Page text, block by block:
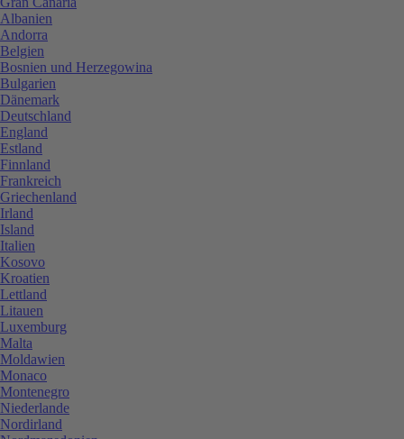
Albanien
Andorra
Belgien
Bosnien und Herzegowina
Bulgarien
Dänemark
Deutschland
England
Estland
Finnland
Frankreich
Griechenland
Irland
Island
Italien
Kosovo
Kroatien
Lettland
Litauen
Luxemburg
Malta
Moldawien
Monaco
Montenegro
Niederlande
Nordirland